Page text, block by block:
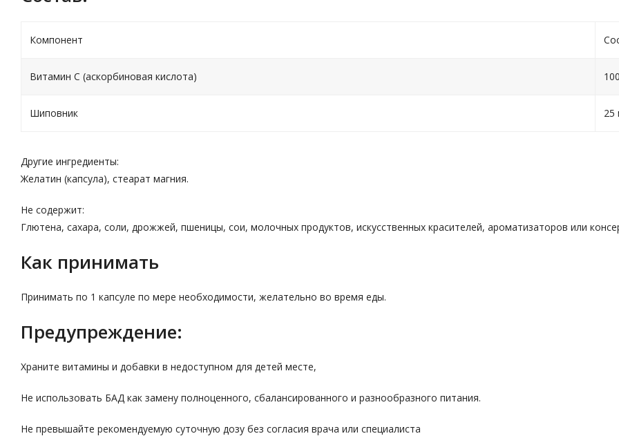
Компонент
Витамин С (аскорбиновая кислота)
Шиповник 25
Другие ингредиенты:
Желатин (капсула), стеарат магния.
Не содержит:
Глютена, сахара, соли, дрожжей, пшеницы, сои, молочных продуктов, искусственных красителей, ароматизаторов или
Как принимать
Принимать по 1 капсуле по мере необходимости, желательно во время еды.
Предупреждение:
Храните витамины и добавки в недоступном для детей месте,
Не использовать БАД как замену полноценного, сбалансированного и разнообразного питания.
Не превышайте рекомендуемую суточную дозу без согласия врача или специалиста